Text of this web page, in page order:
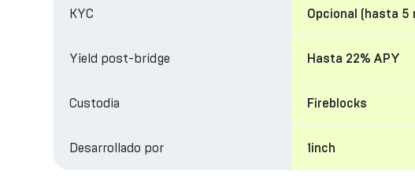
KYC Opcional (hasta 5
Yield post-bridge Hasta 22% APY
Custodia Fireblocks
Desarrollado por 1inch